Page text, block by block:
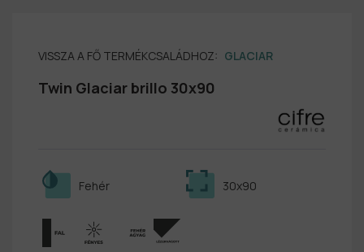
VISSZA A FŐ TERMÉKCSALÁDHOZ: GLACIAR
Twin Glaciar brillo 30x90
30x90
Fehér